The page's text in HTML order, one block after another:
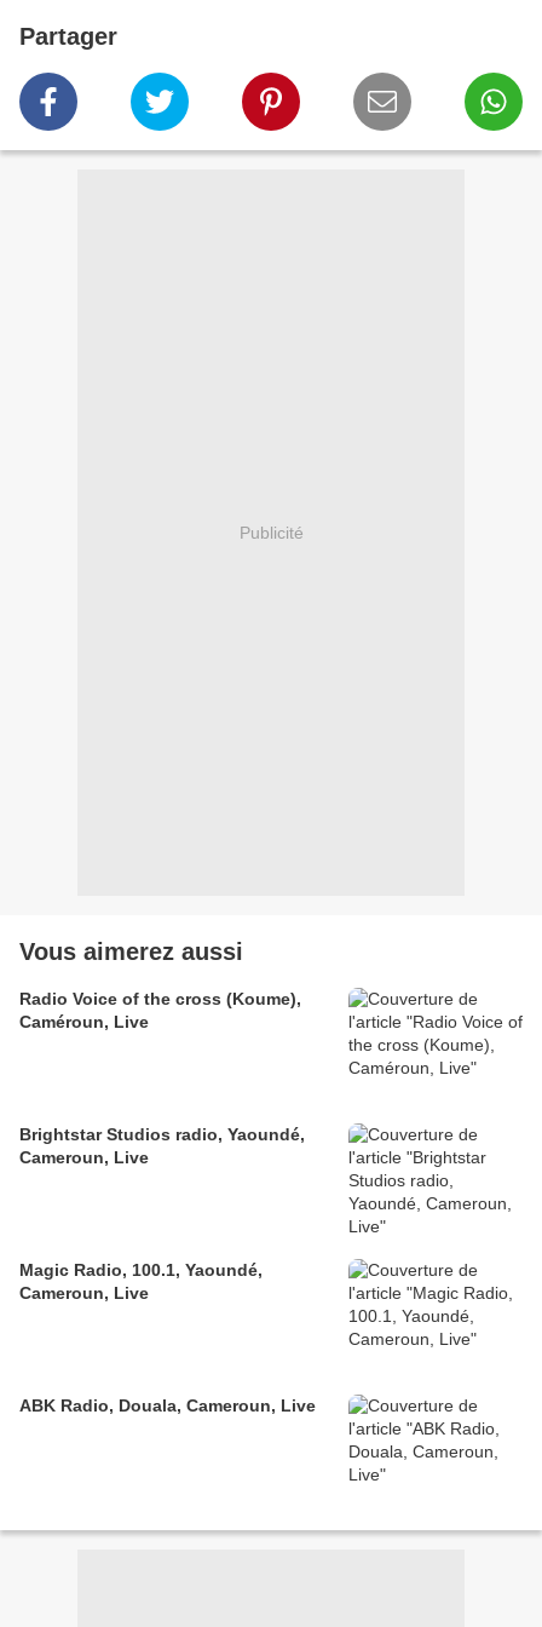
Partager
Publicité
Vous aimerez aussi
Radio Voice of the cross (Koume),
Caméroun, Live
Brightstar Studios radio, Yaoundé,
Cameroun, Live
Magic Radio, 100.1, Yaoundé,
Cameroun, Live
ABK Radio, Douala, Cameroun, Live